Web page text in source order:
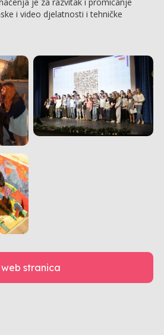
i video djelatnosti i tehničke
web stranica